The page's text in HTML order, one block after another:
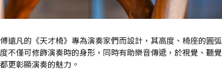
傅遠凡的《天才椅》專為演奏家們而設計，其高度、椅座的圓弧
度不僅可修飾演奏時的身形，同時有助樂音傳遞，於視覺、聽覺
都更彰顯演奏的魅力。